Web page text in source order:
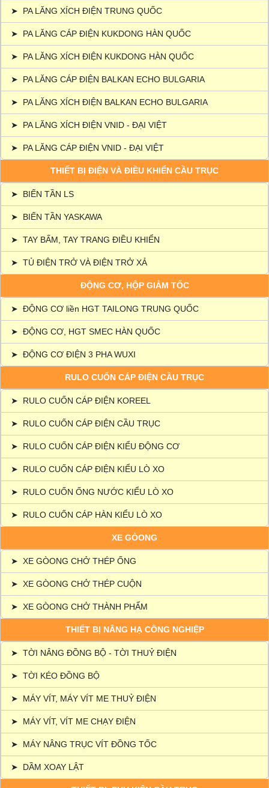
➤ PA LĂNG XÍCH ĐIỆN TRUNG QUỐC
➤ PA LĂNG CÁP ĐIỆN KUKDONG HÀN QUỐC
➤ PA LĂNG XÍCH ĐIỆN KUKDONG HÀN QUỐC
➤ PA LĂNG CÁP ĐIỆN BALKAN ECHO BULGARIA
➤ PA LĂNG XÍCH ĐIỆN BALKAN ECHO BULGARIA
➤ PA LĂNG XÍCH ĐIỆN VNID - ĐẠI VIỆT
➤ PA LĂNG CÁP ĐIỆN VNID - ĐẠI VIỆT
THIẾT BỊ ĐIỆN VÀ ĐIỀU KHIỂN CẦU TRỤC
➤ BIẾN TẦN LS
➤ BIẾN TẦN YASKAWA
➤ TAY BẤM, TAY TRANG ĐIỀU KHIỂN
➤ TỦ ĐIỆN TRỞ VÀ ĐIỆN TRỞ XẢ
ĐỘNG CƠ, HỘP GIẢM TỐC
➤ ĐỘNG CƠ liền HGT TAILONG TRUNG QUỐC
➤ ĐỘNG CƠ, HGT SMEC HÀN QUỐC
➤ ĐỘNG CƠ ĐIỆN 3 PHA WUXI
RULO CUỐN CÁP ĐIỆN CẦU TRỤC
➤ RULO CUỐN CÁP ĐIỆN KOREEL
➤ RULO CUỐN CÁP ĐIỆN CẦU TRỤC
➤ RULO CUỐN CÁP ĐIỆN KIỂU ĐỘNG CƠ
➤ RULO CUỐN CÁP ĐIỆN KIỂU LÒ XO
➤ RULO CUỐN ỐNG NƯỚC KIỂU LÒ XO
➤ RULO CUỐN CÁP HÀN KIỂU LÒ XO
XE GÒONG
➤ XE GÒONG CHỞ THÉP ỐNG
➤ XE GÒONG CHỞ THÉP CUỘN
➤ XE GÒONG CHỞ THÀNH PHẨM
THIẾT BỊ NÂNG HẠ CÔNG NGHIỆP
➤ TỜI NÂNG ĐỒNG BỘ - TỜI THUỶ ĐIỆN
➤ TỜI KÉO ĐỒNG BỘ
➤ MÁY VÍT, MÁY VÍT ME THUỶ ĐIỆN
➤ MÁY VÍT, VÍT ME CHẠY ĐIỆN
➤ MÁY NÂNG TRỤC VÍT ĐỒNG TỐC
➤ DẦM XOAY LẬT